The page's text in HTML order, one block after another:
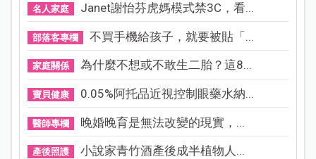
名人家庭 Janet謝怡芬虎媽模式禁3C，看...
部落客專欄 不買手機給孩子，就要被貼「...
家庭關係 為什麼不想或不敢生二胎？這8...
寶貝健康 0.05%阿托品近視控制眼藥水納...
醫師專欄 晚婚晚育是無法改變的現實，...
產後照護 小說家青竹酒產後成半植物人...